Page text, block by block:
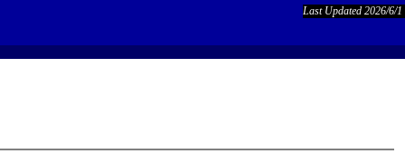
Last Updated 2026/6/1